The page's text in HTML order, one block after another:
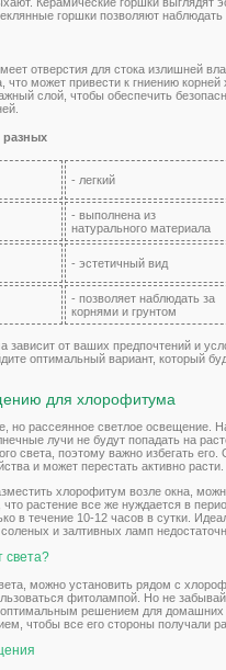
горшки позволяют наблюдать
отверстия для стока излишней
что может привести к гниению
слой, чтобы обеспечить
разных
- легкий
- выполнена из
натурального материала
- эстетичный вид
- позволяет наблюдать за
корнями и грунтом
зависит от ваших предпочтений и
оптимальный вариант, который
для хлорофитума
но рассеянное светлое освещение.
лучи не будут попадать на
света, поэтому важно избегать
и может перестать активно расти.
хлорофитум возле окна,
растение все же нуждается в
в течение 10-12 часов в сутки.
и залтивных ламп
света?
можно установить рядом с
фитолампой. Но не
решением для домашних
чтобы все его стороны получали